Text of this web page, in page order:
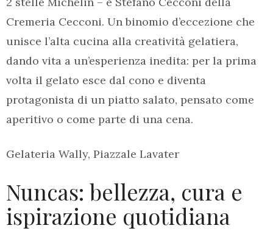
Cremeria Cecconi. Un binomio d’eccezione che
unisce l’alta cucina alla creatività gelatiera,
dando vita a un’esperienza inedita: per la prima
volta il gelato esce dal cono e diventa
protagonista di un piatto salato, pensato come
aperitivo o come parte di una cena.
Gelateria Wally, Piazzale Lavater
Nuncas: bellezza, cura e
ispirazione quotidiana